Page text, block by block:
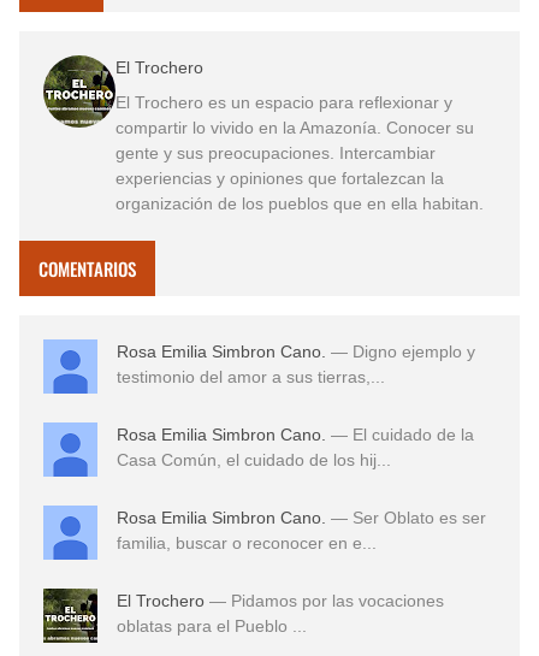
El Trochero
El Trochero es un espacio para reflexionar y
compartir lo vivido en la Amazonía. Conocer su
gente y sus preocupaciones. Intercambiar
experiencias y opiniones que fortalezcan la
organización de los pueblos que en ella habitan.
COMENTARIOS
Rosa Emilia Simbron Cano. — Digno ejemplo y
testimonio del amor a sus tierras,...
Rosa Emilia Simbron Cano. — El cuidado de la
Casa Común, el cuidado de los hij...
Rosa Emilia Simbron Cano. — Ser Oblato es ser
familia, buscar o reconocer en e...
El Trochero — Pidamos por las vocaciones
oblatas para el Pueblo ...